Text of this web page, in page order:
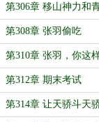
第306章 移山神力和
第308章 张羽偷吃
第310章 张羽，你这
第312章 期末考试
第314章 让天骄斗天